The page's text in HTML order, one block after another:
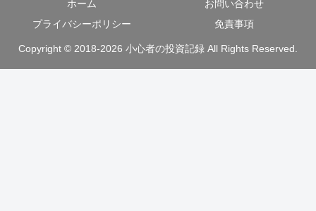
ホーム
お問い合わせ
プライバシーポリシー
免責事項
Copyright © 2018-2026 小心者の投資記録 All Rights Reserved.